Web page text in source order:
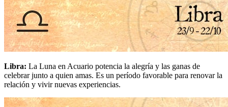
Libra: La Luna en Acuario potencia la alegría y las ganas de
celebrar junto a quien amas. Es un período favorable para renovar la
relación y vivir nuevas experiencias.